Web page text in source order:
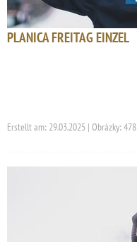
PLANICA FREITAG EINZEL
Erstellt am: 29.03.2025 | Obrázky: 478